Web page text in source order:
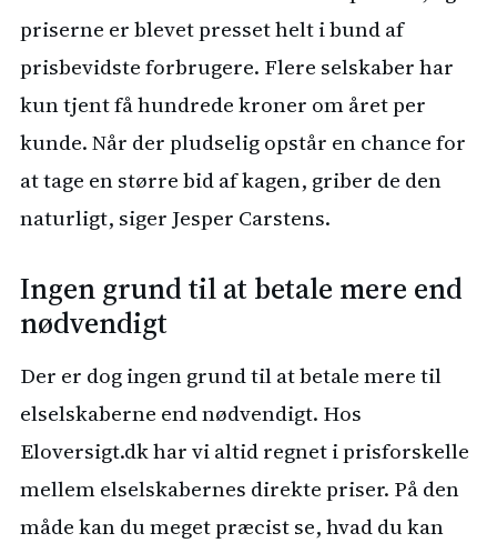
priserne er blevet presset helt i bund af
prisbevidste forbrugere. Flere selskaber har
kun tjent få hundrede kroner om året per
kunde. Når der pludselig opstår en chance for
at tage en større bid af kagen, griber de den
naturligt, siger Jesper Carstens.
Ingen grund til at betale mere end
nødvendigt
Der er dog ingen grund til at betale mere til
elselskaberne end nødvendigt. Hos
Eloversigt.dk har vi altid regnet i prisforskelle
mellem elselskabernes direkte priser. På den
måde kan du meget præcist se, hvad du kan